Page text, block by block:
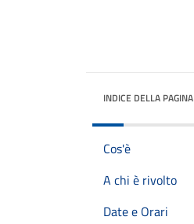
INDICE DELLA PAGINA
Cos'è
A chi è rivolto
Date e Orari